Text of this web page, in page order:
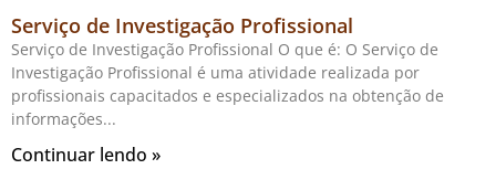
Serviço de Investigação Profissional
Serviço de Investigação Profissional O que é: O Serviço de
Investigação Profissional é uma atividade realizada por
profissionais capacitados e especializados na obtenção de
informações
Continuar lendo »